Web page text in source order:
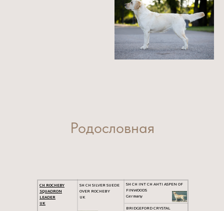
Родословная
CH ROCHEBY
SQUADRON
LEADER
UK
SH CH SILVER SUEDE
OVER ROCHEBY
UK
SH CH INT CH AHTI ASPEN OF
FINWOODS
Germany
BRIDGEFORD CRYSTAL